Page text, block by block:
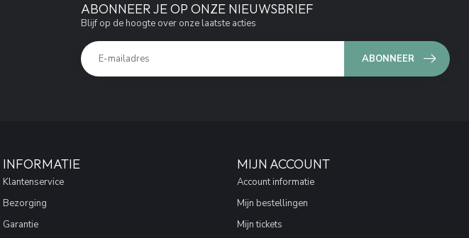
ABONNEER JE OP ONZE NIEUWSBRIEF
Blijf op de hoogte over onze laatste acties
ABONNEER
INFORMATIE
Klantenservice
Bezorging
Garantie
MIJN ACCOUNT
Account informatie
Mijn bestellingen
Mijn tickets